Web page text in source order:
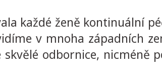
každé ženě kontinuální
v mnoha západních
odbornice, nicméně